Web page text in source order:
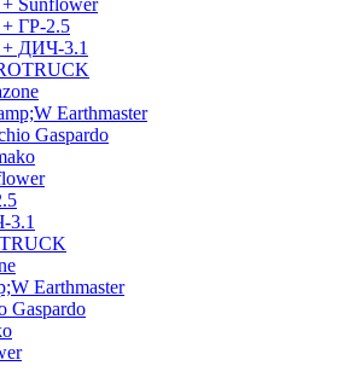
+ ГР-2.5
+ ДИЧ-3.1
Earthmaster
Gaspardo
3.1
Earthmaster
Gaspardo